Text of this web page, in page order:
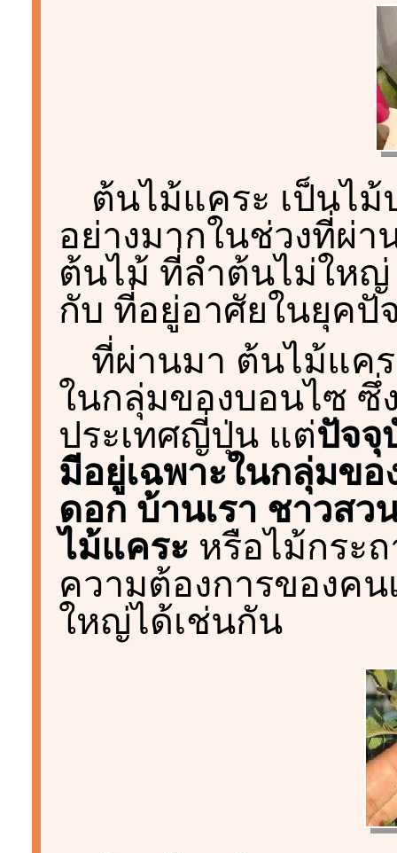
ต้นไม้แคระ เป็นไ
อย่างมากในช่วงที่ผ่
ต้นไม้ ที่ลำต้นไม่ใหญ่
กับ ที่อยู่อาศัยในยุค
ที่ผ่านมา ต้นไม้แค
ในกลุ่มของบอนไซ ซึ่
ประเทศญี่ปุ่น แต่ปัจจุ
มีอยู่เฉพาะในกลุ่มข
ดอก บ้านเรา ชาวส
ไม้แคระ หรือไม้กระ
ความต้องการของค
ใหญ่ได้เช่นกัน